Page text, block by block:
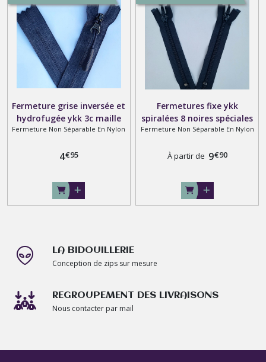
Fermeture grise inversée et
hydrofugée ykk 3c maille
4mm non séparable sur
robes, pochettes, etc
Fermeture Non Séparable En Nylon
4€95
Fermetures fixe ykk
spiralées 8 noires spéciales
bottes ou sacs sur mesure
Fermeture Non Séparable En Nylon
À partir de 9€90
LA BIDOUILLERIE
Conception de zips sur mesure
REGROUPEMENT DES LIVRAISONS
Nous contacter par mail